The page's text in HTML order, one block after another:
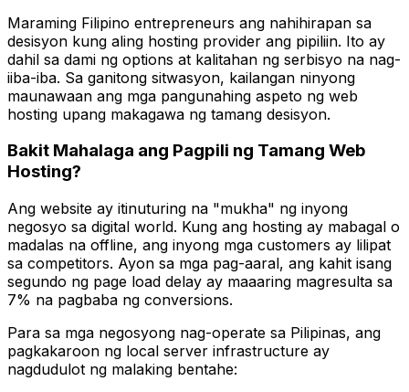
Maraming Filipino entrepreneurs ang nahihirapan sa
desisyon kung aling hosting provider ang pipiliin. Ito ay
dahil sa dami ng options at kalitahan ng serbisyo na nag-
iiba-iba. Sa ganitong sitwasyon, kailangan ninyong
maunawaan ang mga pangunahing aspeto ng web
hosting upang makagawa ng tamang desisyon.
Bakit Mahalaga ang Pagpili ng Tamang Web
Hosting?
Ang website ay itinuturing na "mukha" ng inyong
negosyo sa digital world. Kung ang hosting ay mabagal o
madalas na offline, ang inyong mga customers ay lilipat
sa competitors. Ayon sa mga pag-aaral, ang kahit isang
segundo ng page load delay ay maaaring magresulta sa
7% na pagbaba ng conversions.
Para sa mga negosyong nag-operate sa Pilipinas, ang
pagkakaroon ng local server infrastructure ay
nagdudulot ng malaking bentahe: